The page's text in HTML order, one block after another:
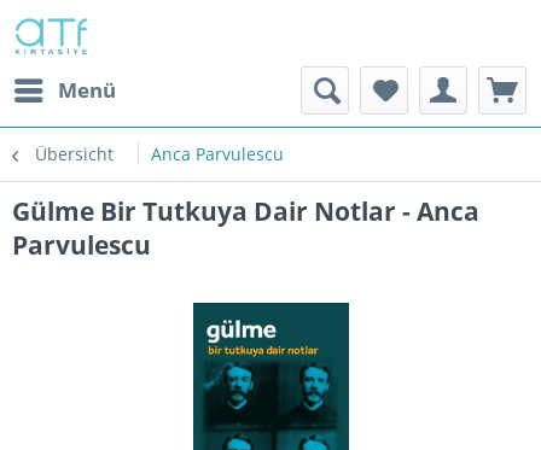
Menü
Übersicht Anca Parvulescu
Gülme Bir Tutkuya Dair Notlar - Anca
Parvulescu